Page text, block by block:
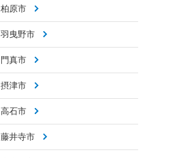
柏原市
羽曳野市
門真市
摂津市
高石市
藤井寺市